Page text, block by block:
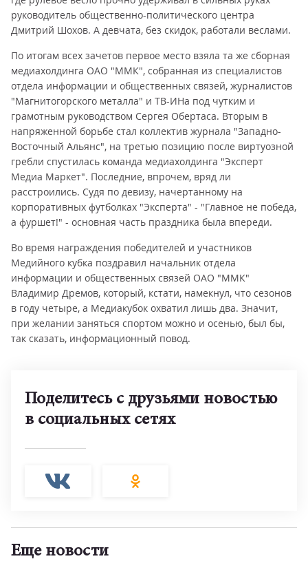
руководитель общественно-политического центра
Дмитрий Шохов. А девчата, без скидок, работали веслами.
По итогам всех зачетов первое место взяла та же сборная
медиахолдинга ОАО "ММК", собранная из специалистов
отдела информации и общественных связей, журналистов
"Магнитогорского металла" и ТВ-ИНа под чутким и
грамотным руководством Сергея Обертаса. Вторым в
напряженной борьбе стал коллектив журнала "Западно-
Восточный Альянс", на третью позицию после виртуозной
гребли спустилась команда медиахолдинга "Эксперт
Медиа Маркет". Последние, впрочем, вряд ли
расстроились. Судя по девизу, начертанному на
корпоративных футболках "Эксперта" - "Главное не победа,
а фуршет!" - основная часть праздника была впереди.
Во время награждения победителей и участников
Медийного кубка поздравил начальник отдела
информации и общественных связей ОАО "ММК"
Владимир Дремов, который, кстати, намекнул, что сезонов
в году четыре, а Медиакубок охватил лишь два. Значит,
при желании заняться спортом можно и осенью, был бы,
так сказать, информационный повод.
Поделитесь с друзьями новостью
в социальных сетях
Еще новости